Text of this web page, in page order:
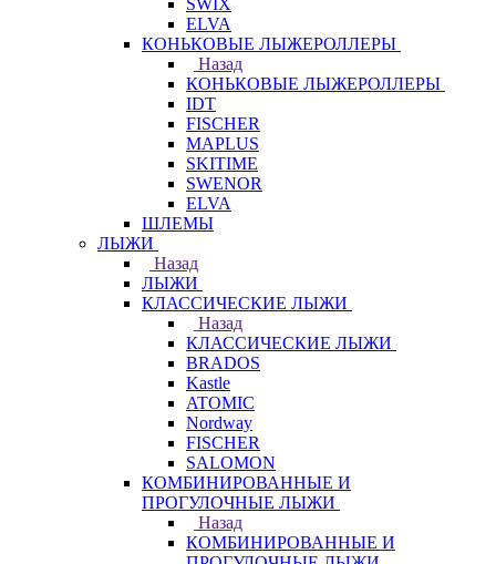
SWIX
ELVA
КОНЬКОВЫЕ ЛЫЖЕРОЛЛЕРЫ
Назад
КОНЬКОВЫЕ ЛЫЖЕРОЛЛЕРЫ
IDT
FISCHER
MAPLUS
SKITIME
SWENOR
ELVA
ШЛЕМЫ
ЛЫЖИ
Назад
ЛЫЖИ
КЛАССИЧЕСКИЕ ЛЫЖИ
Назад
КЛАССИЧЕСКИЕ ЛЫЖИ
BRADOS
Kastle
ATOMIC
Nordway
FISCHER
SALOMON
КОМБИНИРОВАННЫЕ И
ПРОГУЛОЧНЫЕ ЛЫЖИ
Назад
КОМБИНИРОВАННЫЕ И